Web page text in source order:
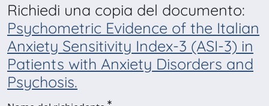
Richiedi una copia del documento:
Psychometric Evidence of the Italian
Anxiety Sensitivity Index-3 (ASI-3) in
Patients with Anxiety Disorders and
Psychosis.